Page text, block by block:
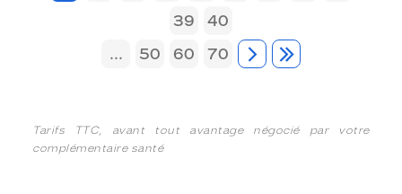
39
40
...
50 60 70
Tarifs TTC, avant tout avantage négocié par votre
complémentaire santé